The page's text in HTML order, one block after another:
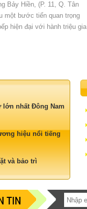
Bảy Hiền, (P. 11, Q. Tân
một bước tiến quan trọng
hiện đại với hành triệu gia
lớn nhất Đông Nam
hiệu nổi tiếng
và bảo trì